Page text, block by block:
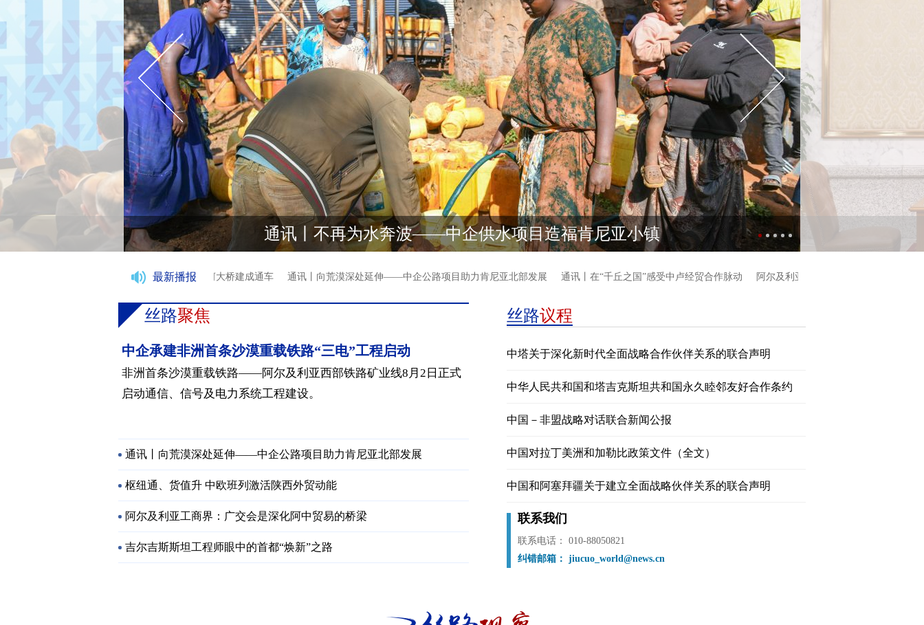
通讯丨不再为水奔波——中企供水项目造福肯尼亚小镇
最新播报
中企承建喀麦隆尼永河大桥建成通车 通讯丨向荒漠深处延伸——中企公路项目助力肯尼亚北部发展 通讯丨在“千丘之国”感受中卢经贸合作脉动 阿尔及利亚工商界：广交会是深化阿中贸
丝路聚焦
中企承建非洲首条沙漠重载铁路“三电”工程启动
非洲首条沙漠重载铁路——阿尔及利亚西部铁路矿业线8月2日正式
启动通信、信号及电力系统工程建设。
通讯丨向荒漠深处延伸——中企公路项目助力肯尼亚北部发展
枢纽通、货值升 中欧班列激活陕西外贸动能
阿尔及利亚工商界：广交会是深化阿中贸易的桥梁
吉尔吉斯斯坦工程师眼中的首都“焕新”之路
丝路议程
中塔关于深化新时代全面战略合作伙伴关系的联合声明
中华人民共和国和塔吉克斯坦共和国永久睦邻友好合作条约
中国－非盟战略对话联合新闻公报
中国对拉丁美洲和加勒比政策文件（全文）
中国和阿塞拜疆关于建立全面战略伙伴关系的联合声明
联系我们
联系电话： 010-88050821
纠错邮箱： jiucuo_world@news.cn